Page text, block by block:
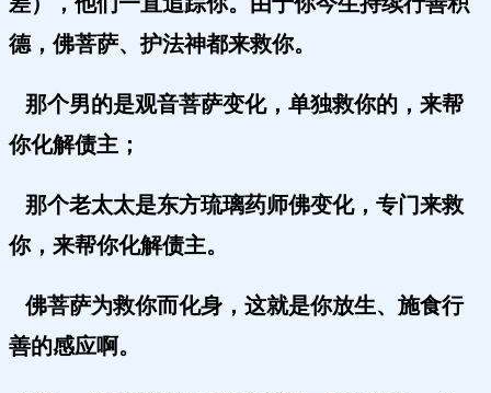
德，佛菩萨、护法神都来救你。
那个男的是观音菩萨变化，单独救你的，来帮
你化解债主；
那个老太太是东方琉璃药师佛变化，专门来救
你，来帮你化解债主。
佛菩萨为救你而化身，这就是你放生、 施食行
善的感应啊。